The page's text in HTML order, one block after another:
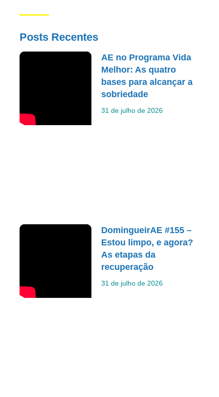
Posts Recentes
AE no Programa Vida
Melhor: As quatro
bases para alcançar a
sobriedade
31 de julho de 2026
DomingueirAE #155 –
Estou limpo, e agora?
As etapas da
recuperação
31 de julho de 2026